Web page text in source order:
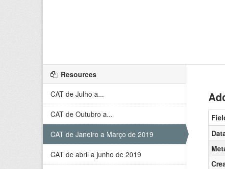
Resources
CAT de Julho a...
CAT de Outubro a...
CAT de Janeiro a Março de 2019
CAT de abril a junho de 2019